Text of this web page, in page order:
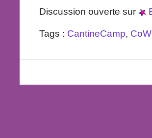
Discussion ouverte sur
Tags : CantineCamp,